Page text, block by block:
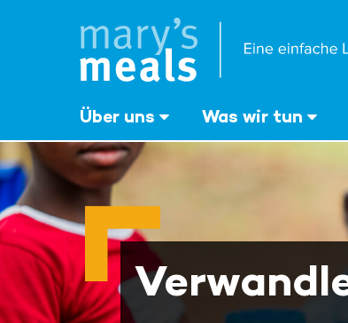
‎Über uns Was wir tun